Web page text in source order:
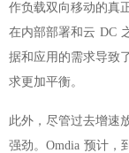
作负载双向移动的真
在内部部署和云 DC
据和应用的需求导致
求更加平衡。
此外，尽管过去增速
强劲。Omdia 预计，